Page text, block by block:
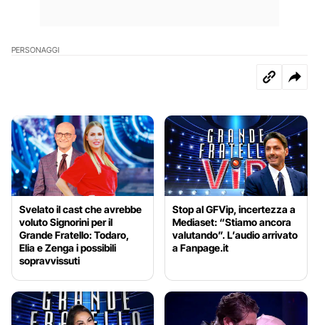
PERSONAGGI
Svelato il cast che avrebbe
voluto Signorini per il
Grande Fratello: Todaro,
Elia e Zenga i possibili
sopravvissuti
Stop al GFVip, incertezza a
Mediaset: “Stiamo ancora
valutando”. L’audio arrivato
a Fanpage.it